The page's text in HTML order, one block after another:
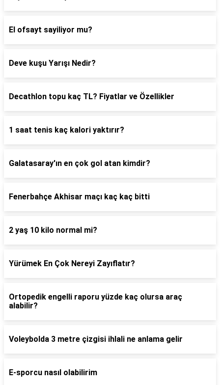
El ofsayt sayiliyor mu?
Deve kuşu Yarışı Nedir?
Decathlon topu kaç TL? Fiyatlar ve Özellikler
1 saat tenis kaç kalori yaktırır?
Galatasaray'ın en çok gol atan kimdir?
Fenerbahçe Akhisar maçı kaç kaç bitti
2 yaş 10 kilo normal mi?
Yürümek En Çok Nereyi Zayıflatır?
Ortopedik engelli raporu yüzde kaç olursa araç
alabilir?
Voleybolda 3 metre çizgisi ihlali ne anlama gelir
E-sporcu nasıl olabilirim